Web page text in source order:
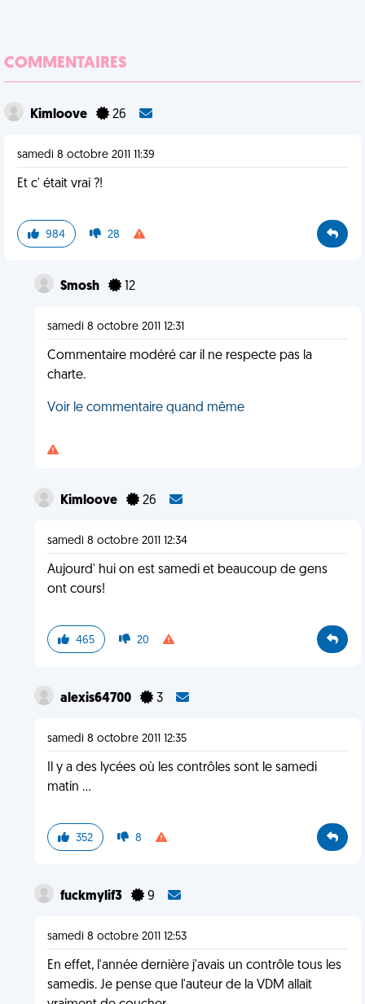
COMMENTAIRES
Kimloove 26
samedi 8 octobre 2011 11:39
Et c' était vrai ?!
984 28
Smosh 12
samedi 8 octobre 2011 12:31
Commentaire modéré car il ne respecte pas la
charte.
Voir le commentaire quand même
Kimloove 26
samedi 8 octobre 2011 12:34
Aujourd' hui on est samedi et beaucoup de gens
ont cours!
465 20
alexis64700 3
samedi 8 octobre 2011 12:35
Il y a des lycées où les contrôles sont le samedi
matin ...
352 8
fuckmylif3 9
samedi 8 octobre 2011 12:53
En effet, l'année dernière j'avais un contrôle tous les
samedis. Je pense que l'auteur de la VDM allait